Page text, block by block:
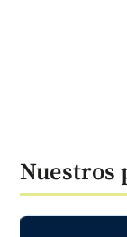
Nuestros